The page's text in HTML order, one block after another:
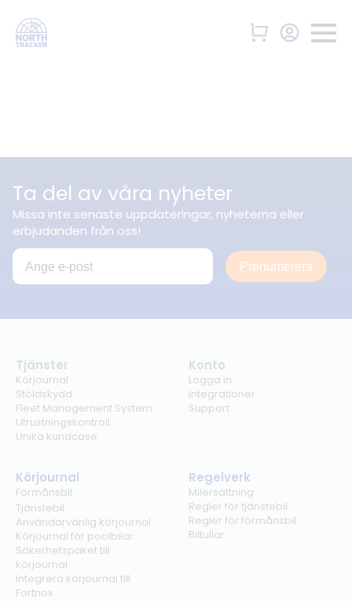
Ta del av våra nyheter
Missa inte senaste uppdateringar, nyheterna eller
erbjudanden från oss!
Prenumerera
Tjänster
Körjournal
Stöldskydd
Fleet Management System
Utrustningskontroll
Unika kundcase
Konto
Logga in
Integrationer
Support
Körjournal
Förmånsbil
Tjänstebil
Användarvänlig körjournal
Körjournal för poolbilar
Säkerhetspaket till
körjournal
Integrera körjournal till
Fortnox
Regelverk
Milersättning
Regler för tjänstebil
Regler för förmånsbil
Biltullar